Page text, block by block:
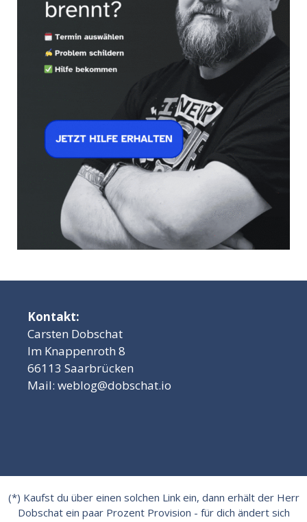
Kontakt:
Carsten Dobschat
Im Knappenroth 8
66113 Saarbrücken
Mail: weblog@dobschat.io
(*) Kaufst du über einen solchen Link ein, dann erhält der Herr
Dobschat ein paar Prozent Provision - für dich ändert sich